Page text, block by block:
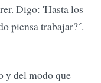
Digo: 'Hasta los
piensa trabajar?´.
y del modo que